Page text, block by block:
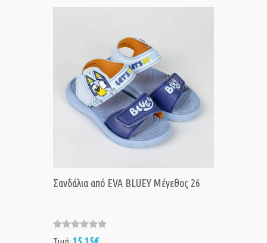
Σανδάλια από EVA BLUEY Μέγεθος 26